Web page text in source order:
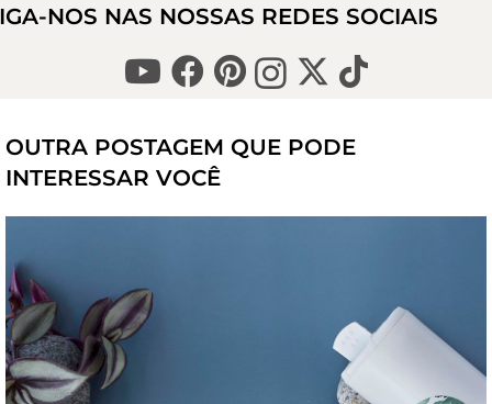
NOS NAS NOSSAS REDES SOCIAIS
OUTRA POSTAGEM QUE PODE
INTERESSAR VOCÊ